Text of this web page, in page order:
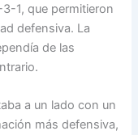
1, que permitieron
defensiva. La
de las
a un lado con un
más defensiva,